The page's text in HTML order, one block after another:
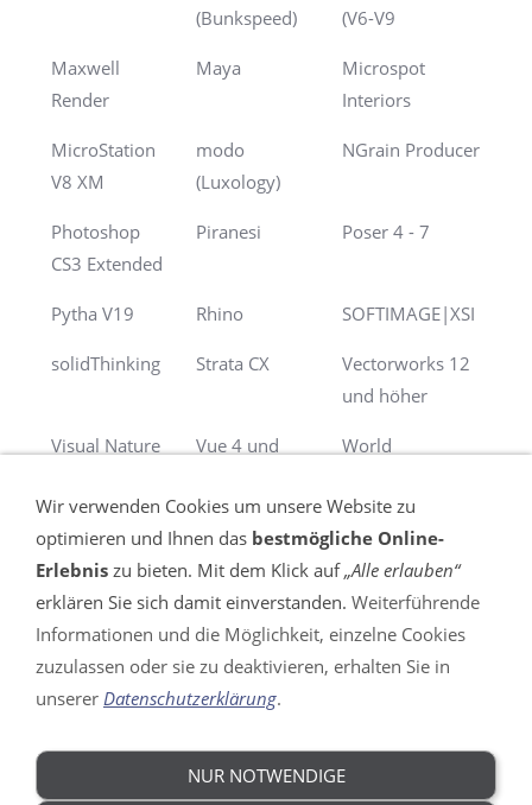
(Bunkspeed)
(V6-V9
Maxwell
Render
Maya
Microspot
Interiors
MicroStation
V8 XM
modo
(Luxology)
NGrain Producer
Photoshop
CS3 Extended
Piranesi Poser 4 - 7
Pytha V19 Rhino SOFTIMAGE|XSI
solidThinking Strata CX
Vectorworks 12
und höher
Visual Nature
Vue 4 und
World
VERTRAG WIDERRUFEN
Impressum
Widerrufsrecht
DSGVO
Wir verwenden Cookies um unsere Website zu
optimieren und Ihnen das bestmögliche Online-
Erlebnis zu bieten. Mit dem Klick auf„Alle erlauben“
erklären Sie sich damit einverstanden. Weiterführende
Informationen und die Möglichkeit, einzelne Cookies
zuzulassen oder sie zu deaktivieren, erhalten Sie in
unserer Datenschutzerklärung.
NUR NOTWENDIGE